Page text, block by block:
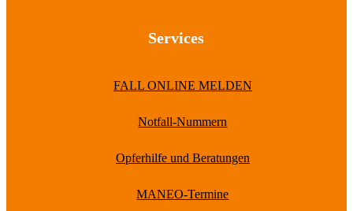
Services
FALL ONLINE MELDEN
Notfall-Nummern
Opferhilfe und Beratungen
MANEO-Termine